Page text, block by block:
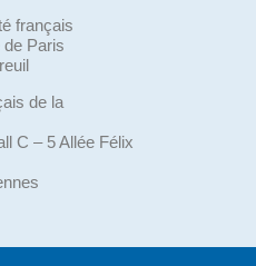
français
de Paris
de la
C – 5 Allée Félix